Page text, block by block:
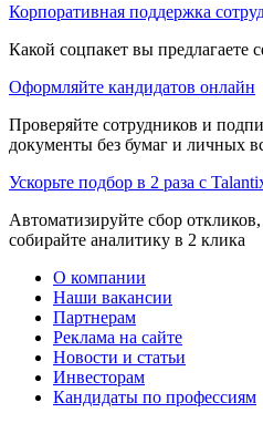
Корпоративная поддержка
Какой соцпакет вы предлагаете
Оформляйте кандидатов онлайн
Проверяйте сотрудников и
документы без бумаг и личных
Ускорьте подбор в 2 раза с
Автоматизируйте сбор
собирайте аналитику в 2 клика
О компании
Наши вакансии
Партнерам
Реклама на сайте
Новости и статьи
Инвесторам
Кандидаты по профессиям